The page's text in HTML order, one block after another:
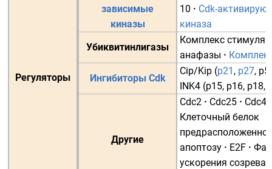
Регуляторы
зависимые
киназы
10 · Cdk-
киназа
Убиквитинлигазы
Комплекс
анафазы ·
Ингибиторы Cdk
Cip/Kip (p21 , p27,
INK4 (p15, p16, p18,
Другие
Cdc2 · Cdc25 · Cdc42
Клеточный белок
апоптозу · E2F ·
ускорения